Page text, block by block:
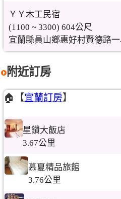
ＹＹ木工民宿
(1100 ~ 3300) 604公尺
宜蘭縣員山鄉惠好村賢德路
附近訂房
🏠【宜蘭訂房】
星鑽大飯店
3.67公里
慕夏精品旅館
3.76公里